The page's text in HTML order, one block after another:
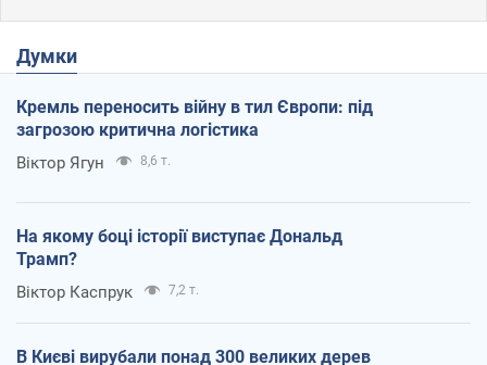
Думки
Кремль переносить війну в тил Європи: під
загрозою критична логістика
Віктор Ягун 8,6 т.
На якому боці історії виступає Дональд
Трамп?
Віктор Каспрук 7,2 т.
В Києві вирубали понад 300 великих дерев